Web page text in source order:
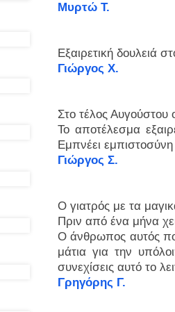
Μυρτώ Τ.
Εξαιρετική δουλειά
Γιώργος Χ.
Στο τέλος Αυγούστου
Το αποτέλεσμα
Εμπνέει
Γιώργος Σ.
Ο γιατρός με τα
Πριν από ένα μήνα
Ο άνθρωπος αυτός
μάτια για την
συνεχίσεις αυτό το
Γρηγόρης Γ.